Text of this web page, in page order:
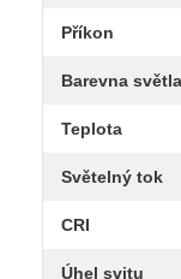
Příkon
Barevna světla
Teplota
Světelný tok
CRI
Úhel svitu